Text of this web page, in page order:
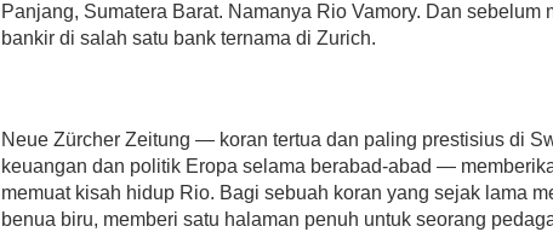
Panjang, Sumatera Barat. Namanya Rio Vamory. Dan
bankir di salah satu bank ternama di Zurich.
Neue Zürcher Zeitung — koran tertua dan paling prestisius di
keuangan dan politik Eropa selama berabad-abad —
memuat kisah hidup Rio. Bagi sebuah koran yang sejak lama
benua biru, memberi satu halaman penuh untuk seorang